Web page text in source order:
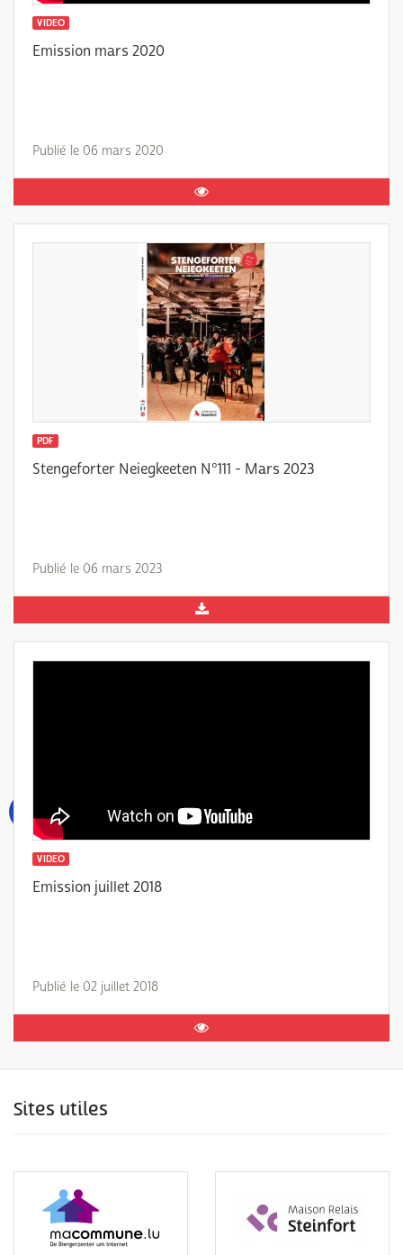
VIDEO
Emission mars 2020
Publié le 06 mars 2020
PDF
Stengeforter Neiegkeeten N°111 - Mars 2023
Publié le 06 mars 2023
VIDEO
Emission juillet 2018
Publié le 02 juillet 2018
Sites utiles